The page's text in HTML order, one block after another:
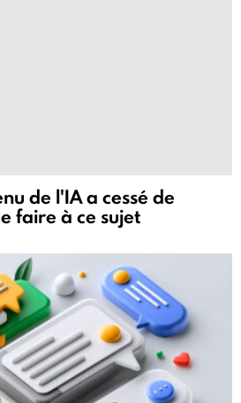
de l'IA a cessé de
faire à ce sujet